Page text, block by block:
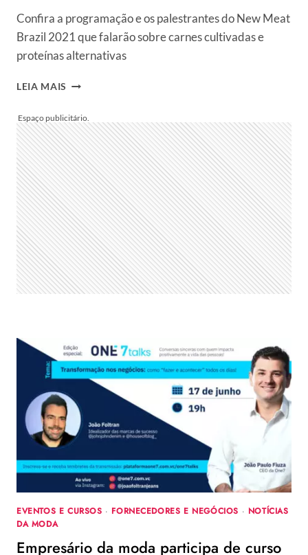
Confira a programação e os palestrantes do New Meat
Brazil 2021 que falarão sobre carnes cultivadas e
proteínas alternativas
LEIA MAIS NEW
2021:
EVENTO
SOBRE
ALIMENTAÇÃO
COMEÇA
AMANHÃ
EVENTOS E CURSOS · FORNECEDORES E NEGÓCIOS · NOTÍCIAS
DA MODA
Empresário da moda participa de curso